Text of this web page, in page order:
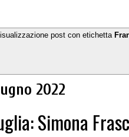
post con etichetta
2022
Simona